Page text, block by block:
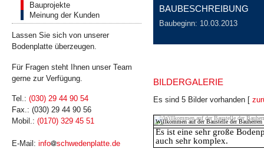
Bauprojekte
Meinung der Kunden
Lassen Sie sich von unserer
Bodenplatte überzeugen.
Für Fragen steht Ihnen unser Team
gerne zur Verfügung.
Tel.: (030) 29 44 90 54
Fax.: (030) 29 44 90 56
Mobil.: (0170) 329 45 51
E-Mail: info schwedenplatte.de
BAUBESCHREIBUNG
Baubeginn: 10.03.2013
BILDERGALERIE
Es sind 5 Bilder vorhanden [
Willkommen auf der Baustelle der
Es ist eine sehr große
auch sehr komplex.